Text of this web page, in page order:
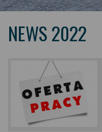
NEWS 2022